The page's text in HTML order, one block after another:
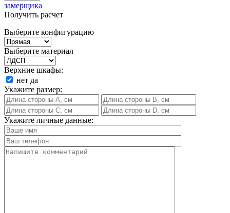
замерщика
Получить расчет
Выберите конфигурацию
Выберите материал
Верхние шкафы:
нет да
Укажите размер:
Укажите личные данные: